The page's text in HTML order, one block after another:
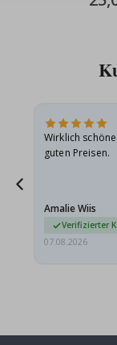
Price
Wirklich
guten Preisen.
Amalie Wiis
Verifizierter
07.08.2026